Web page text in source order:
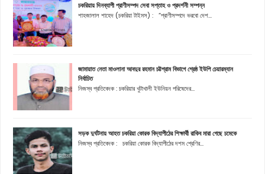
চকরিয়ায় দিনব্যাপী প্রাণীসম্পদ সেবা সপ্তাহ ও প্রদর্শনী সম্পন্ন
শাহজালাল শাহেদ (চকরিয়া টাইমস) : “প্রাণীসম্পদে ভরবো দেশ...
জামায়াত নেতা মাওলানা আবদুর রহমান চট্টগ্রাম বিভাগে শ্রেষ্ঠ ইউপি চেয়ারম্যান
নির্বাচিত
নিজস্ব প্রতিবেদক : চকরিয়ার খুটাখালী ইউনিয়ন পরিষেদের...
সড়ক দুর্ঘটনায় আহত চকরিয়া কোরক বিদ্যাপীঠের শিক্ষার্থী রাকিব মারা গেছে চমেকে
নিজস্ব প্রতিবেদক : চকরিয়া কোরক বিদ্যাপীঠের দশম শ্রেণির...